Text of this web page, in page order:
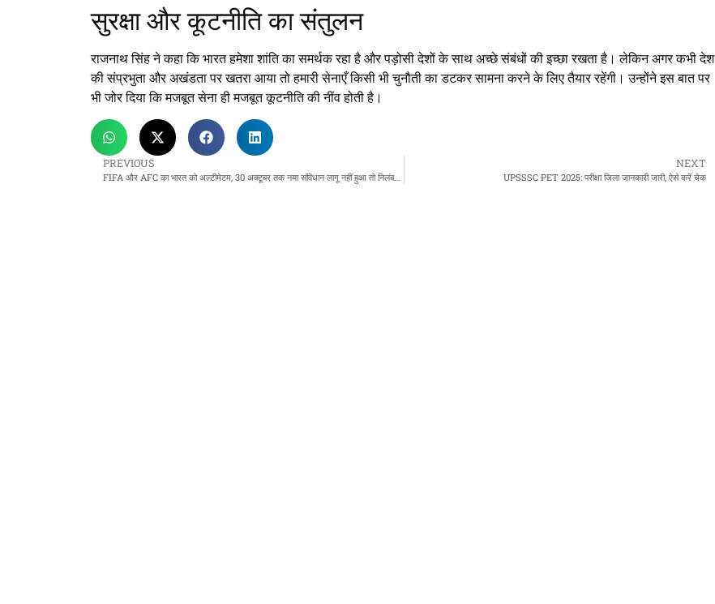
सुरक्षा और कूटनीति का संतुलन
राजनाथ सिंह ने कहा कि भारत हमेशा शांति का समर्थक रहा है और पड़ोसी देशों के साथ अच्छे संबंधों की इच्छा रखता है। लेकिन अगर कभी देश
की संप्रभुता और अखंडता पर खतरा आया तो हमारी सेनाएँ किसी भी चुनौती का डटकर सामना करने के लिए तैयार रहेंगी। उन्होंने इस बात पर
भी जोर दिया कि मजबूत सेना ही मजबूत कूटनीति की नींव होती है।
PREVIOUS
FIFA और AFC का भारत को अल्टीमेटम, 30 अक्टूबर तक नया संविधान लागू नहीं हुआ तो निलंबन तय
NEXT
UPSSSC PET 2025: परीक्षा जिला जानकारी जारी, ऐसे करें चेक